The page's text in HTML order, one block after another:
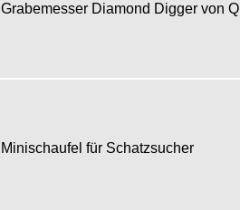
Grabemesser Diamond Digger von
Minischaufel für Schatzsucher